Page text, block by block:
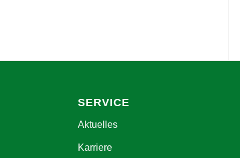
SERVICE
Aktuelles
Karriere